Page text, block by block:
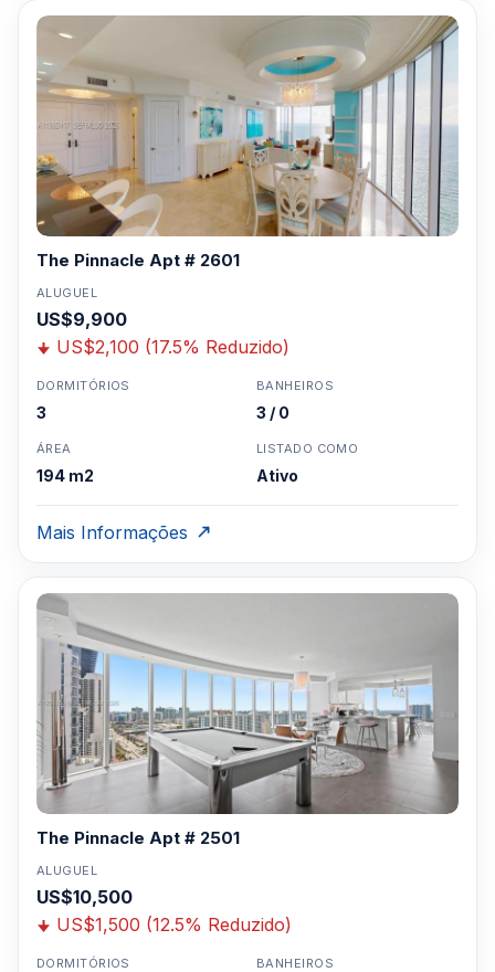
The Pinnacle Apt # 2601
ALUGUEL
US$9,900
US$2,100 (17.5% Reduzido)
DORMITÓRIOS
3
BANHEIROS
3 / 0
ÁREA
194 m2
LISTADO COMO
Ativo
Mais Informações
The Pinnacle Apt # 2501
ALUGUEL
US$10,500
US$1,500 (12.5% Reduzido)
DORMITÓRIOS BANHEIROS